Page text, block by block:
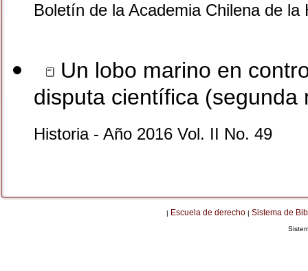
Boletín de la Academia Chilena de
Un lobo marino en
disputa científica (segunda
Historia - Año 2016 Vol. II No. 49
| Escuela de derecho | Sistema de